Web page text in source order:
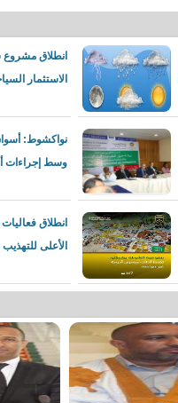
03:26
01:31
01:51
01:25
01:27
انطلاق
الاستثمار
نواكشوط:
وسط إجراءات
انطلاق
الأعلى للتهذيب لسنة 2026